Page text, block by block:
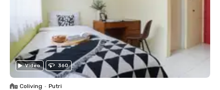
Video 360
Coliving • Putri